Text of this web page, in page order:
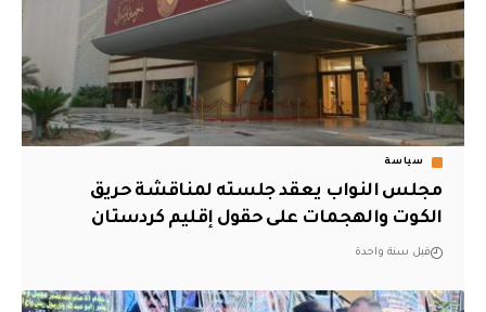
سياسة
مجلس النواب يعقد جلسته لمناقشة حريق
الكوت والهجمات على حقول إقليم كردستان
قبل سنة واحدة